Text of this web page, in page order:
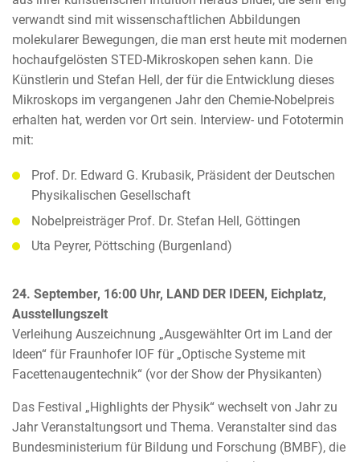
verwandt sind mit wissenschaftlichen Abbildungen
molekularer Bewegungen, die man erst heute mit modernen
hochaufgelösten STED-Mikroskopen sehen kann. Die
Künstlerin und Stefan Hell, der für die Entwicklung dieses
Mikroskops im vergangenen Jahr den Chemie-Nobelpreis
erhalten hat, werden vor Ort sein. Interview- und Fototermin
mit:
Prof. Dr. Edward G. Krubasik, Präsident der Deutschen
Physikalischen Gesellschaft
Nobelpreisträger Prof. Dr. Stefan Hell, Göttingen
Uta Peyrer, Pöttsching (Burgenland)
24. September, 16:00 Uhr, LAND DER IDEEN, Eichplatz,
Ausstellungszelt
Verleihung Auszeichnung „Ausgewählter Ort im Land der
Ideen“ für Fraunhofer IOF für „Optische Systeme mit
Facettenaugentechnik“ (vor der Show der Physikanten)
Das Festival „Highlights der Physik“ wechselt von Jahr zu
Jahr Veranstaltungsort und Thema. Veranstalter sind das
Bundesministerium für Bildung und Forschung (BMBF), die